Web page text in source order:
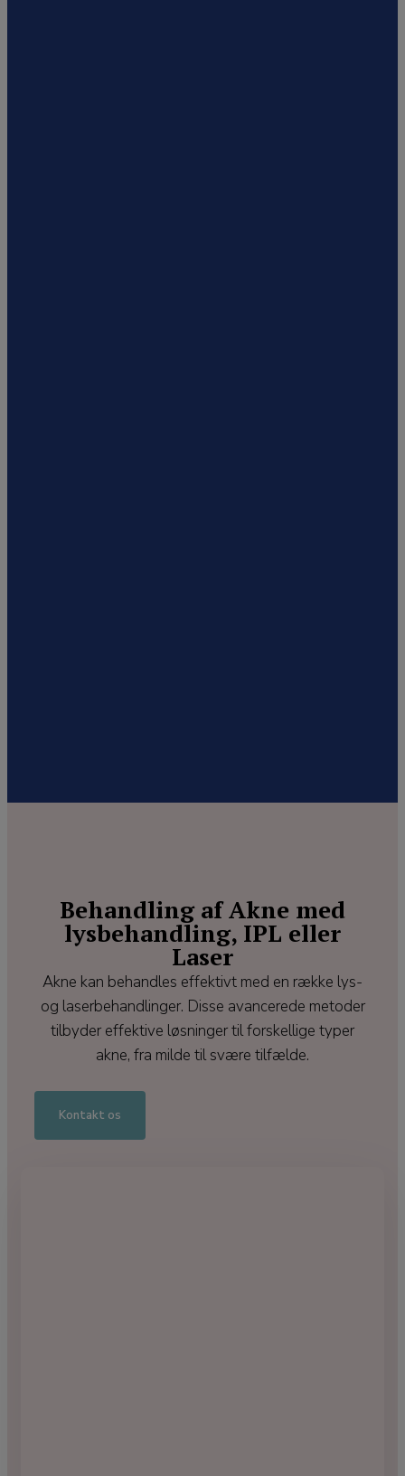
Behandling af Akne med
lysbehandling, IPL eller
Laser
Akne kan behandles effektivt med en række lys-
og laserbehandlinger. Disse avancerede metoder
tilbyder effektive løsninger til forskellige typer
akne, fra milde til svære tilfælde.
Kontakt os